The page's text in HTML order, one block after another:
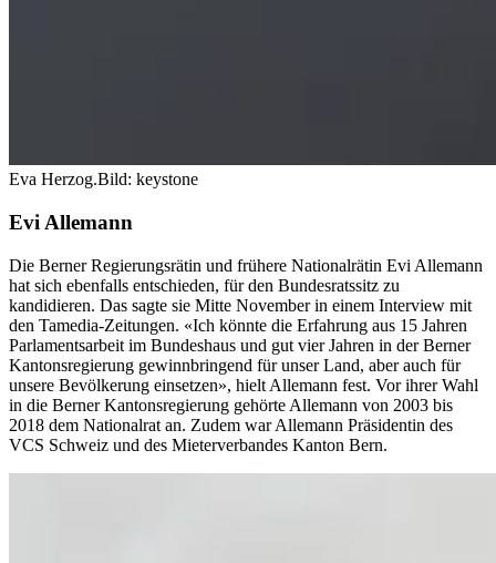
Eva Herzog.Bild: keystone
Evi Allemann
Die Berner Regierungsrätin und frühere Nationalrätin Evi Allemann
hat sich ebenfalls entschieden, für den Bundesratssitz zu
kandidieren. Das sagte sie Mitte November in einem Interview mit
den Tamedia-Zeitungen. «Ich könnte die Erfahrung aus 15 Jahren
Parlamentsarbeit im Bundeshaus und gut vier Jahren in der Berner
Kantonsregierung gewinnbringend für unser Land, aber auch für
unsere Bevölkerung einsetzen», hielt Allemann fest. Vor ihrer Wahl
in die Berner Kantonsregierung gehörte Allemann von 2003 bis
2018 dem Nationalrat an. Zudem war Allemann Präsidentin des
VCS Schweiz und des Mieterverbandes Kanton Bern.